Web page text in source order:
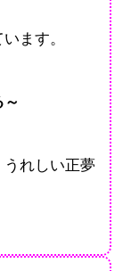
ます。
れしい正夢